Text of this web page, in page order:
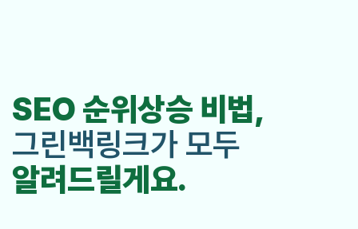
SEO 순위상승 비법,
그린백링크가 모두
알려드릴게요.